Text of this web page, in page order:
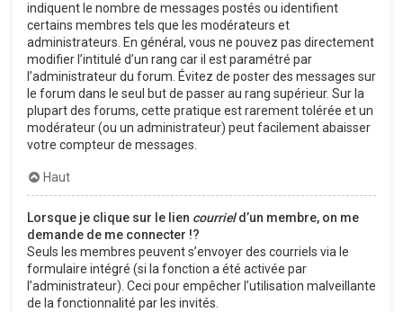
indiquent le nombre de messages postés ou identifient
certains membres tels que les modérateurs et
administrateurs. En général, vous ne pouvez pas directement
modifier l’intitulé d’un rang car il est paramétré par
l’administrateur du forum. Évitez de poster des messages sur
le forum dans le seul but de passer au rang supérieur. Sur la
plupart des forums, cette pratique est rarement tolérée et un
modérateur (ou un administrateur) peut facilement abaisser
votre compteur de messages.
Haut
Lorsque je clique sur le lien courrield’un membre, on me
demande de me connecter !?
Seuls les membres peuvent s’envoyer des courriels via le
formulaire intégré (si la fonction a été activée par
l’administrateur). Ceci pour empêcher l’utilisation malveillante
de la fonctionnalité par les invités.